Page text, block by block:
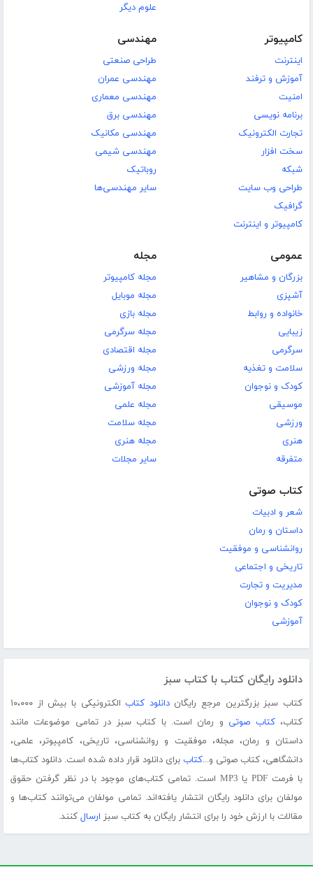
علوم دیگر
کامپیوتر
اینترنت
آموزش و ترفند
امنیت
برنامه نویسی
تجارت الکترونیک
سخت افزار
شبکه
طراحی وب سایت
گرافیک
کامپیوتر و اینترنت
مهندسی
طراحی صنعتی
مهندسی عمران
مهندسی معماری
مهندسی برق
مهندسی مکانیک
مهندسی شیمی
روباتیک
سایر مهندسی‌ها
عمومی
بزرگان و مشاهیر
آشپزی
خانواده و روابط
زیبایی
سرگرمی
سلامت و تغذیه
کودک و نوجوان
موسیقی
ورزشی
هنری
متفرقه
مجله
مجله کامپیوتر
مجله موبایل
مجله بازی
مجله سرگرمی
مجله اقتصادی
مجله ورزشی
مجله آموزشی
مجله علمی
مجله سلامت
مجله هنری
سایر مجلات
کتاب صوتی
شعر و ادبیات
داستان و رمان
روانشناسی و موفقیت
تاریخی و اجتماعی
مدیریت و تجارت
کودک و نوجوان
آموزشی
دانلود رایگان کتاب با کتاب سبز
کتاب سبز بزرگترین مرجع رایگاندانلود کتاب
الکترونیکی با بیش از ۱۰،۰۰۰
کتاب،کتاب صوتی و رمان است. با کتاب سبز در تمامی موضوعات مانند
داستان و رمان، مجله، موفقیت و روانشناسی، تاریخی، کامپیوتر، علمی،
دانشگاهی، کتاب صوتی و...کتاب برای دانلود قرار داده شده است. دانلود کتاب‌ها
با فرمت PDF یا MP3 است. تمامی کتاب‌های موجود با در نظر گرفتن حقوق
مولفان برای دانلود رایگان انتشار یافته‌اند. تمامی مولفان می‌توانند کتاب‌ها و
مقالات با ارزش خود را برای انتشار رایگان به کتاب سبز ارسال کنند.